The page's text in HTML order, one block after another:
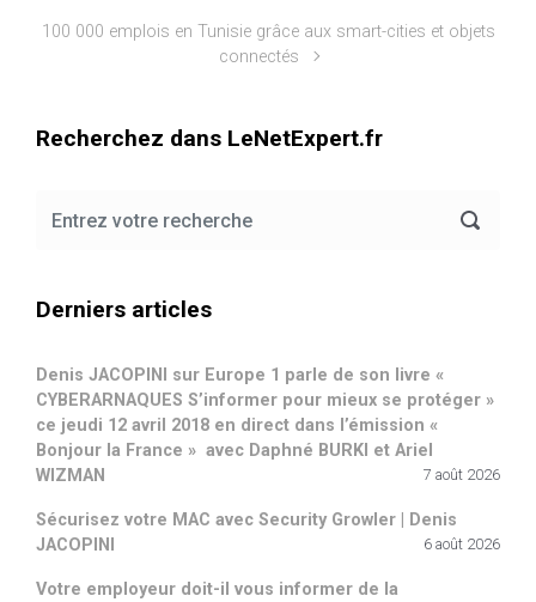
100 000 emplois en Tunisie grâce aux smart-cities et objets
connectés
Recherchez dans LeNetExpert.fr
Derniers articles
Denis JACOPINI sur Europe 1 parle de son livre «
CYBERARNAQUES S’informer pour mieux se protéger »
ce jeudi 12 avril 2018 en direct dans l’émission «
Bonjour la France » avec Daphné BURKI et Ariel
WIZMAN
7 août 2026
Sécurisez votre MAC avec Security Growler | Denis
JACOPINI
6 août 2026
Votre employeur doit-il vous informer de la